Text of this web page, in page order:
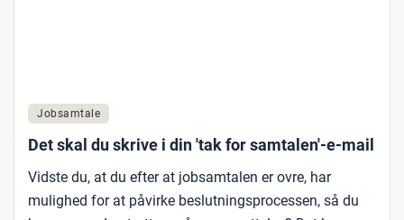
Jobsamtale
Det skal du skrive i din 'tak for samtalen'-e-mail
Vidste du, at du efter at jobsamtalen er ovre, har
mulighed for at påvirke beslutningsprocessen, så du